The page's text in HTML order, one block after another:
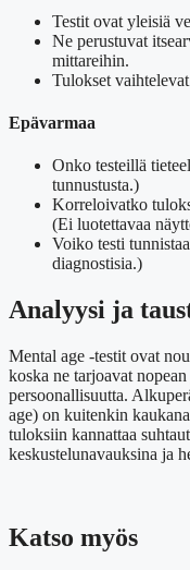
Testit ovat yleisiä
Ne perustuvat
mittareihin.
Tulokset
Epävarmaa
Onko testeillä
tunnustusta.)
Korreloivatko
(Ei luotettavaa
Voiko testi
diagnostisia.)
Analyysi ja
Mental age -testit ovat
koska ne tarjoavat
persoonallisuutta.
age) on kuitenkin
tuloksiin kannattaa
keskustelunavauksina ja
Katso myös